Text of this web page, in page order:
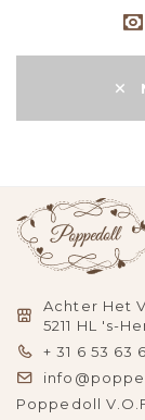
Achter Het
5211 HL 's-
+ 31 6 53 63
Poppedoll